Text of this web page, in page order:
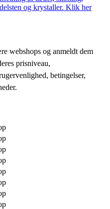
og krystaller. Klik her
webshops og anmeldt dem
prisniveau,
betingelser,